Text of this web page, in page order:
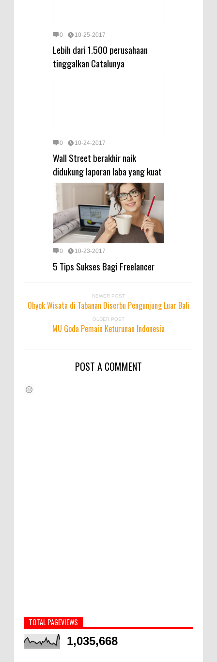
0 10-25-2017
Lebih dari 1.500 perusahaan
tinggalkan Catalunya
0 10-24-2017
Wall Street berakhir naik
didukung laporan laba yang kuat
0 10-23-2017
5 Tips Sukses Bagi Freelancer
NEWER POST
Obyek Wisata di Tabanan Diserbu Pengunjung Luar Bali
OLDER POST
MU Goda Pemain Keturunan Indonesia
POST A COMMENT
TOTAL PAGEVIEWS
1,035,668